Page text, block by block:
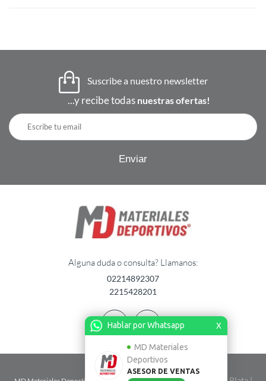
Hablar por Whatsapp X
MD Materiales
Deportivos
ASESOR DE VENTAS
Suscribe a nuestro newsletter
...y recibe todas nuestras ofertas!
Alguna duda o consulta? Llamanos:
02214892307
2215428201